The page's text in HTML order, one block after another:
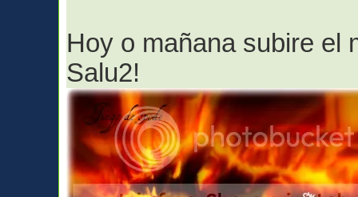
Hoy o mañana subire el
Salu2!